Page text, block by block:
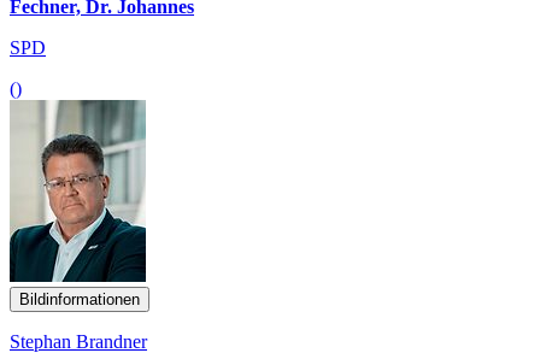
Fechner, Dr. Johannes
SPD
()
Bildinformationen
Stephan Brandner